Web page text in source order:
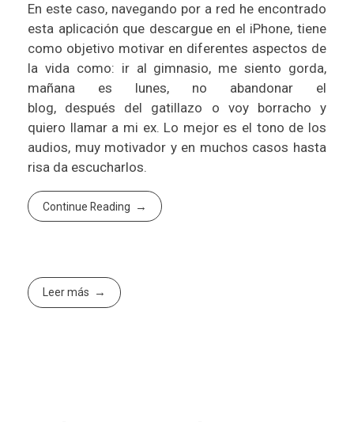
En este caso, navegando por a red he encontrado
esta aplicación que descargue en el iPhone, tiene
como objetivo motivar en diferentes aspectos de
la vida como: ir al gimnasio, me siento gorda,
mañana es lunes, no abandonar el
blog, después del gatillazo o voy borracho y
quiero llamar a mi ex. Lo mejor es el tono de los
audios, muy motivador y en muchos casos hasta
risa da escucharlos.
Continue Reading
Leer más